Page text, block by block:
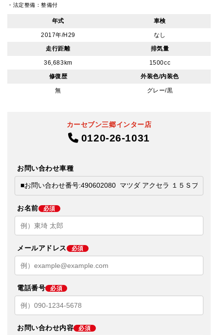
・法定整備：整備付
年式 車検
2017年/H29
なし
走行距離
排気量
36,683km
1500cc
修復歴
外装色/内装色
無 グレー/黒
カーセブン三郷インター店
0120-26-1031
お問い合わせ車種
お名前 必須
メールアドレス 必須
電話番号 必須
お問い合わせ内容 必須